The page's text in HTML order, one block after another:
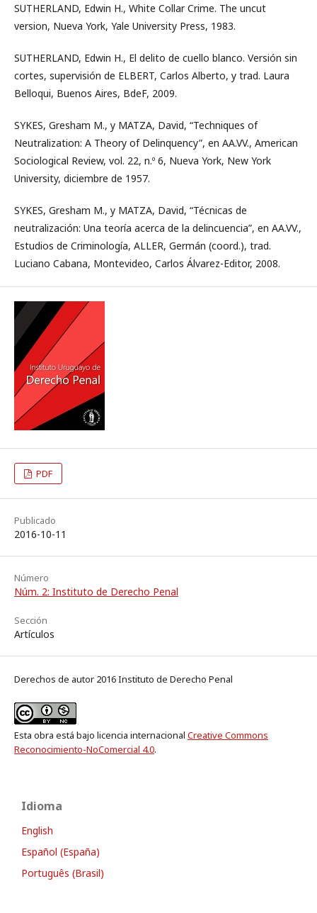
SUTHERLAND, Edwin H., White Collar Crime. The uncut
version, Nueva York, Yale University Press, 1983.
SUTHERLAND, Edwin H., El delito de cuello blanco. Versión sin
cortes, supervisión de ELBERT, Carlos Alberto, y trad. Laura
Belloqui, Buenos Aires, BdeF, 2009.
SYKES, Gresham M., y MATZA, David, “Techniques of
Neutralization: A Theory of Delinquency”, en AA.VV., American
Sociological Review, vol. 22, n.º 6, Nueva York, New York
University, diciembre de 1957.
SYKES, Gresham M., y MATZA, David, “Técnicas de
neutralización: Una teoría acerca de la delincuencia”, en AA.VV.,
Estudios de Criminología, ALLER, Germán (coord.), trad.
Luciano Cabana, Montevideo, Carlos Álvarez-Editor, 2008.
PDF
Publicado
2016-10-11
Número
Núm. 2: Instituto de Derecho Penal
Sección
Artículos
Derechos de autor 2016 Instituto de Derecho Penal
Esta obra está bajo licencia internacional Creative Commons
Reconocimiento-NoComercial 4.0.
Idioma
English
Español (España)
Português (Brasil)